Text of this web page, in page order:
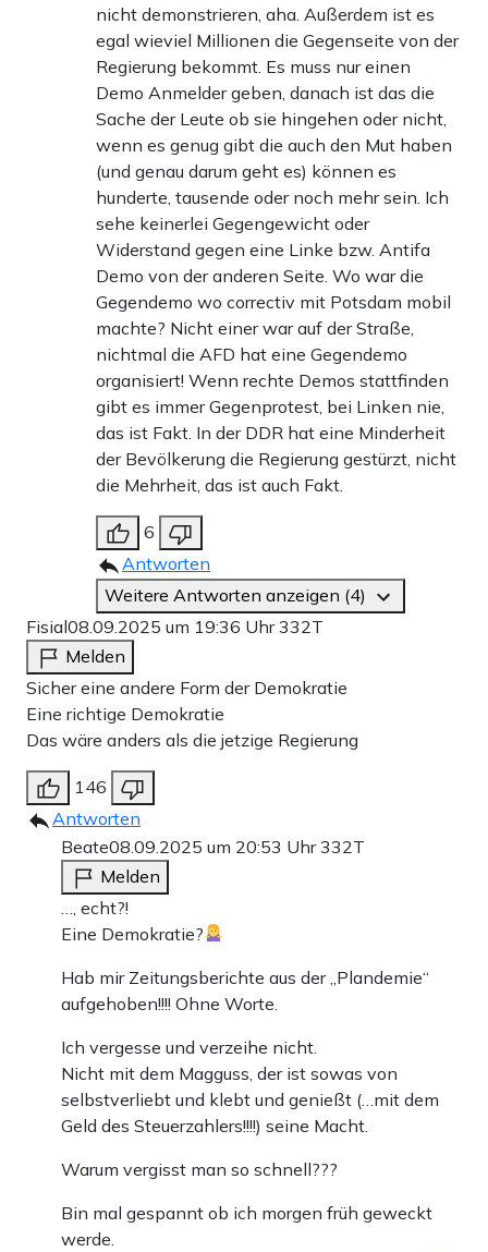
nicht demonstrieren, aha. Außerdem ist es
egal wieviel Millionen die Gegenseite von der
Regierung bekommt. Es muss nur einen
Demo Anmelder geben, danach ist das die
Sache der Leute ob sie hingehen oder nicht,
wenn es genug gibt die auch den Mut haben
(und genau darum geht es) können es
hunderte, tausende oder noch mehr sein. Ich
sehe keinerlei Gegengewicht oder
Widerstand gegen eine Linke bzw. Antifa
Demo von der anderen Seite. Wo war die
Gegendemo wo correctiv mit Potsdam mobil
machte? Nicht einer war auf der Straße,
nichtmal die AFD hat eine Gegendemo
organisiert! Wenn rechte Demos stattfinden
gibt es immer Gegenprotest, bei Linken nie,
das ist Fakt. In der DDR hat eine Minderheit
der Bevölkerung die Regierung gestürzt, nicht
die Mehrheit, das ist auch Fakt.
6
Antworten
Weitere Antworten anzeigen (4)
Fisial08.09.2025 um 19:36 Uhr332T
Melden
Sicher eine andere Form der Demokratie
Eine richtige Demokratie
Das wäre anders als die jetzige Regierung
146
Antworten
Beate08.09.2025 um 20:53 Uhr332T
Melden
…, echt?!
Eine Demokratie?
Hab mir Zeitungsberichte aus der „Plandemie“
aufgehoben!!!! Ohne Worte.
Ich vergesse und verzeihe nicht.
Nicht mit dem Magguss, der ist sowas von
selbstverliebt und klebt und genießt (…mit dem
Geld des Steuerzahlers!!!!) seine Macht.
Warum vergisst man so schnell???
Bin mal gespannt ob ich morgen früh geweckt
werde.